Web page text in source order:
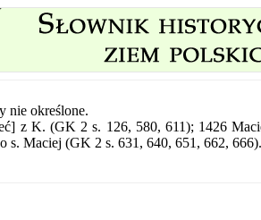
nie określone.
z K. (GK 2 s. 126, 580, 611); 1426
s. Maciej (GK 2 s. 631, 640, 651, 662, 666).